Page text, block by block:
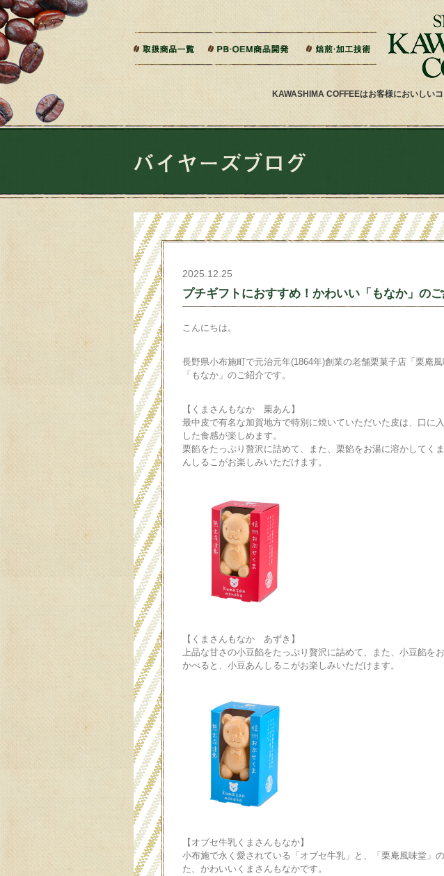
KAWASHIMA COFFEEはお客様においしい
ご相談から製造までの流れ
よくある質問
2025.12.25
プチギフトにおすすめ！かわいい「もなか」の
こんにちは。
長野県小布施町で元治元年(1864年)創業の老舗栗菓子店「栗庵
「もなか」のご紹介です。
【くまさんもなか 栗あん】
最中皮で有名な加賀地方で特別に焼いていただいた皮は、口に
した食感が楽しめます。
栗餡をたっぷり贅沢に詰めて、また、栗餡をお湯に溶かしてく
んしるこがお楽しみいただけます。
【くまさんもなか あずき】
上品な甘さの小豆餡をたっぷり贅沢に詰めて、また、小豆餡を
かべると、小豆あんしるこがお楽しみいただけます。
【オブセ牛乳くまさんもなか】
小布施で永く愛されている「オブセ牛乳」と、「栗庵風味堂」
た、かわいいくまさんもなかです。